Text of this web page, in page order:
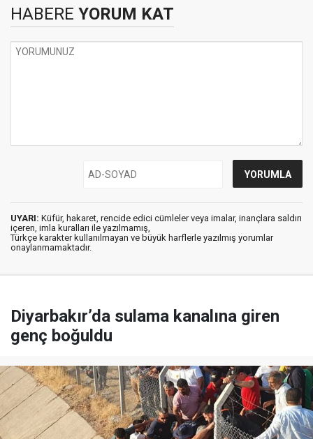
HABERE YORUM KAT
UYARI: Küfür, hakaret, rencide edici cümleler veya imalar, inançlara saldırı
içeren, imla kuralları ile yazılmamış,
Türkçe karakter kullanılmayan ve büyük harflerle yazılmış yorumlar
onaylanmamaktadır.
Diyarbakır’da sulama kanalına giren
genç boğuldu